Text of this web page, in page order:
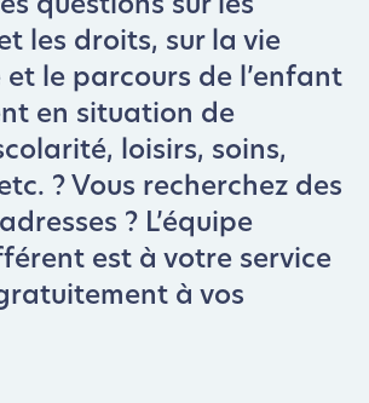
questions sur les
les droits, sur la vie
le parcours de l’enfant
en situation de
loisirs, soins,
? Vous recherchez des
? L’équipe
est à votre service
à vos